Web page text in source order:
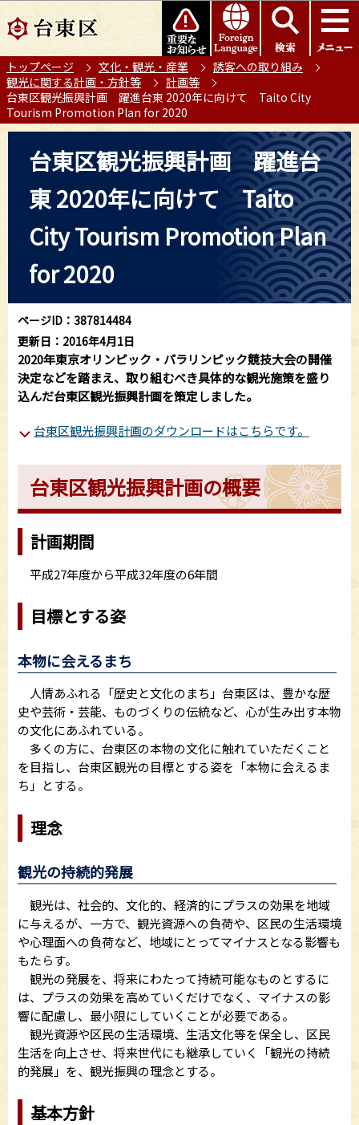
の
ー
ジ
の
先
このページの本文へ移動
トップページ 文化・観光・産業
誘客への取り組み
観光に関する計画・方針等
計画等
台東区観光振興計画 躍進台東 2020年に向けて Taito City
Tourism Promotion Plan for 2020
台東区観光振興計画 躍進台
東 2020年に向けて Taito
City Tourism Promotion Plan
for 2020
ページID：387814484
更新日：2016年4月1日
2020年東京オリンピック・パラリンピック競技大会の開催
決定などを踏まえ、取り組むべき具体的な観光施策を盛り
込んだ台東区観光振興計画を策定しました。
台東区観光振興計画のダウンロードはこちらです。
台東区観光振興計画の概要
計画期間
平成27年度から平成32年度の6年間
目標とする姿
本物に会えるまち
人情あふれる「歴史と文化のまち」台東区は、豊かな歴
史や芸術・芸能、ものづくりの伝統など、心が生み出す本物
の文化にあふれている。
多くの方に、台東区の本物の文化に触れていただくこと
を目指し、台東区観光の目標とする姿を「本物に会えるま
ち」とする。
理念
観光の持続的発展
観光は、社会的、文化的、経済的にプラスの効果を地域
に与えるが、一方で、観光資源への負荷や、区民の生活環境
や心理面への負荷など、地域にとってマイナスとなる影響も
もたらす。
観光の発展を、将来にわたって持続可能なものとするに
は、プラスの効果を高めていくだけでなく、マイナスの影
響に配慮し、最小限にしていくことが必要である。
観光資源や区民の生活環境、生活文化等を保全し、区民
生活を向上させ、将来世代にも継承していく「観光の持続
的発展」を、観光振興の理念とする。
基本方針